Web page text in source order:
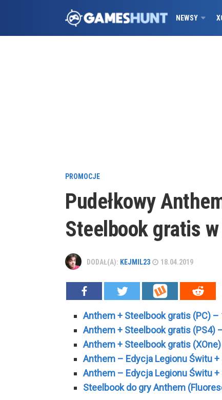
NEWSY
PROMOCJE
Pudełkowy
Steelbook gratis
DODAŁ(A): KEJMIL23 18.04.2019
Anthem + Steelbook gratis (PC) –
Anthem + Steelbook gratis (PS4)
Anthem + Steelbook gratis
Anthem – Edycja Legionu Świtu
Anthem – Edycja Legionu Świtu
Steelbook do gry Anthem